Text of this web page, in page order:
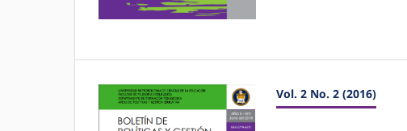
Vol. 2 No. 2 (2016)